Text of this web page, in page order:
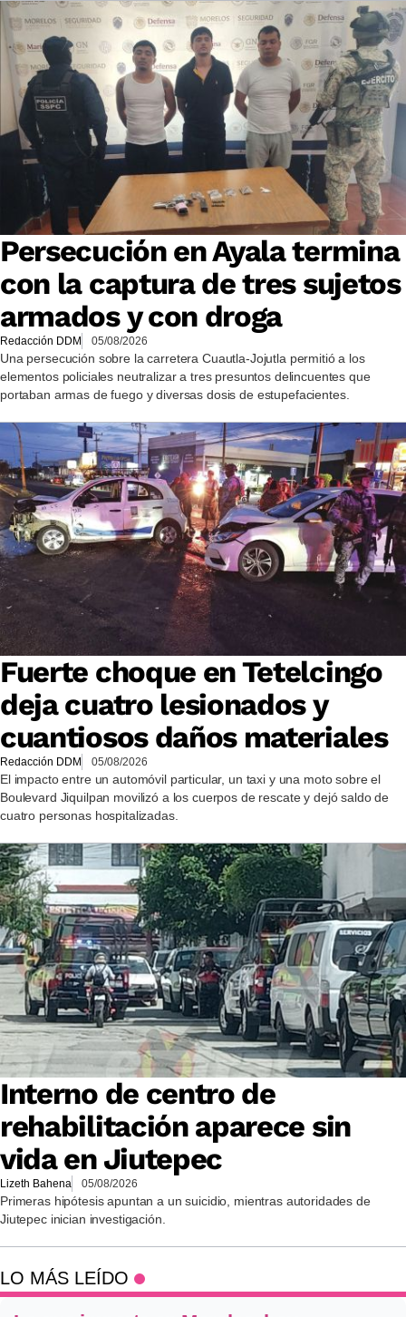
Persecución en Ayala termina
con la captura de tres sujetos
armados y con droga
Redacción DDM 05/08/2026
Una persecución sobre la carretera Cuautla-Jojutla permitió a los
elementos policiales neutralizar a tres presuntos delincuentes que
portaban armas de fuego y diversas dosis de estupefacientes.
Fuerte choque en Tetelcingo
deja cuatro lesionados y
cuantiosos daños materiales
Redacción DDM 05/08/2026
El impacto entre un automóvil particular, un taxi y una moto sobre el
Boulevard Jiquilpan movilizó a los cuerpos de rescate y dejó saldo de
cuatro personas hospitalizadas.
Interno de centro de
rehabilitación aparece sin
vida en Jiutepec
Lizeth Bahena 05/08/2026
Primeras hipótesis apuntan a un suicidio, mientras autoridades de
Jiutepec inician investigación.
LO MÁS LEÍDO